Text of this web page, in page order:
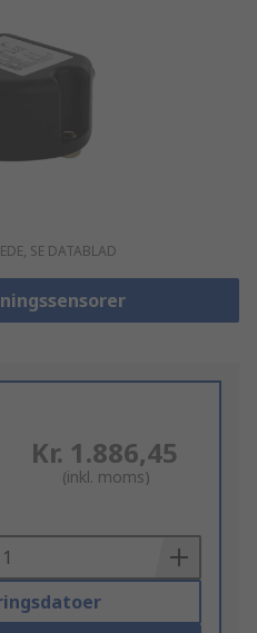
SE DATABLAD
Kr. 1.886,45
(inkl. moms)